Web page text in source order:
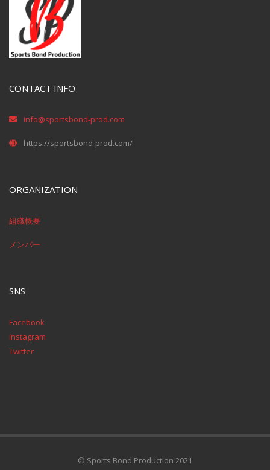
CONTACT INFO
info@sportsbond-prod.com
https://sportsbond-prod.com/
ORGANIZATION
組織概要
メンバー
SNS
Facebook
Instagram
Twitter
© Sports Bond Production 2021